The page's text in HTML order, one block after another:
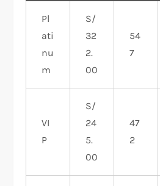
Pl
ati
nu
m
S/
32
2.
00
54
7
VI
P
S/
24
5.
00
47
2